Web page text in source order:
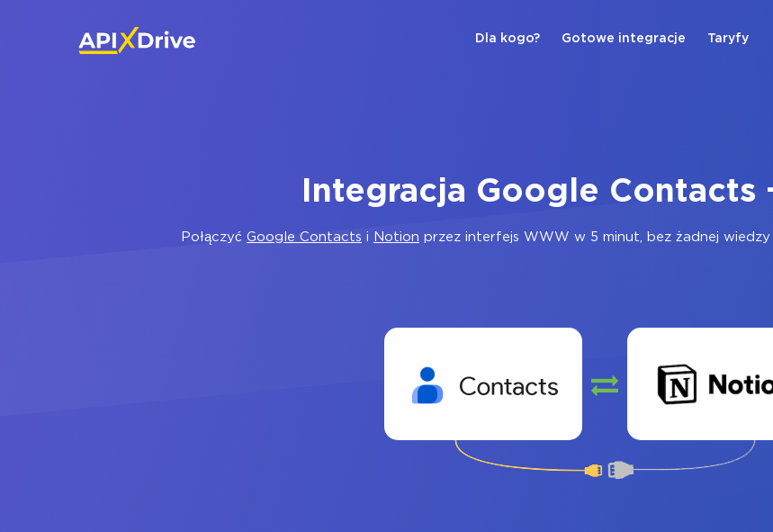
Dla kogo? Gotowe integracje Taryfy
Integracja Google Contacts
Połączyć Google Contacts i Notion przez interfejs WWW w 5 minut, bez żadnej